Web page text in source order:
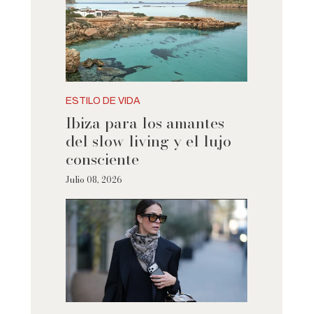
ESTILO DE VIDA
Ibiza para los amantes
del slow living y el lujo
consciente
Julio 08, 2026